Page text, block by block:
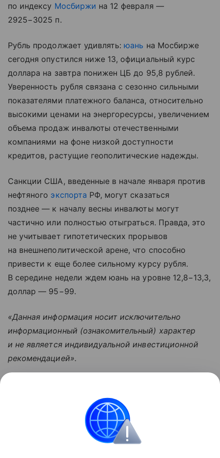
по индексу Мосбиржи на 12 февраля —
2925−3025 п.
Рубль продолжает удивлять:юань на Мосбирже
сегодня опустился ниже 13, официальный курс
доллара на завтра понижен ЦБ до 95,8 рублей.
Уверенность рубля связана с сезонно сильными
показателями платежного баланса, относительно
высокими ценами на энергоресурсы, увеличением
объема продаж инвалюты отечественными
компаниями на фоне низкой доступности
кредитов, растущие геополитические надежды.
Санкции США, введенные в начале января против
нефтяного экспорта РФ, могут сказаться
позднее — к началу весны инвалюты могут
частично или полностью отыграться. Правда, это
не учитывает гипотетических прорывов
на внешнеполитической арене, что способно
привести к еще более сильному курсу рубля.
В середине недели ждем юань на уровне 12,8−13,3,
доллар — 95−99.
«Данная информация носит исключительно
информационный (ознакомительный) характер
и не является индивидуальной инвестиционной
рекомендацией».
Бенчмарк в 2026 году: что это такое и
для чего он бизнесу
В этой статье разберемся, что значит бенчмарк, а
также где применяется это понятие.